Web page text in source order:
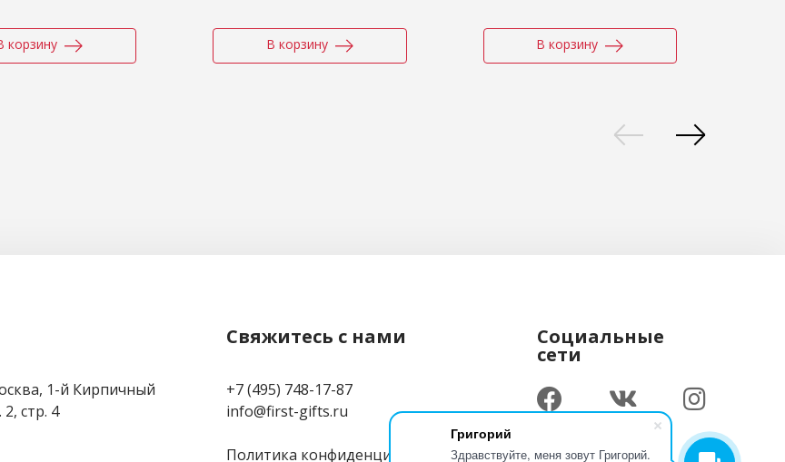
Григорий
Здравствуйте, меня зовут Григорий.
корзину В корзину В корзину
Свяжитесь с нами Социальные
сети
1-й Кирпичный
стр. 4
+7 (495) 748-17-87
info@first-gifts.ru
Политика конфиденциальности